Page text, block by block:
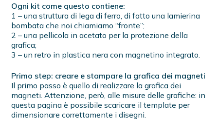
Ogni kit come questo contiene:
1 – una struttura di lega di ferro, di fatto una lamierina
bombata che noi chiamiamo “fronte”;
2 – una pellicola in acetato per la protezione della
grafica;
3 – un retro in plastica nera con magnetino integrato.
Primo step: creare e stampare la grafica dei magneti
Il primo passo è quello di realizzare la grafica dei
magneti. Attenzione, però, alle misure delle grafiche: in
questa pagina è possibile scaricare il template per
dimensionare correttamente i disegni.